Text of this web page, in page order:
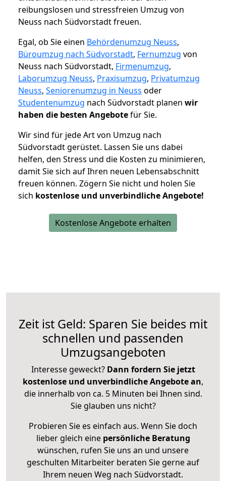
reibungslosen und stressfreien Umzug von
Neuss nach Südvorstadt freuen.
Egal, ob Sie einen Behördenumzug Neuss,
Büroumzug nach Südvorstadt, Fernumzug von
Neuss nach Südvorstadt, Firmenumzug,
Laborumzug Neuss, Praxisumzug, Privatumzug
Neuss, Seniorenumzug in Neuss oder
Studentenumzug nach Südvorstadt planen wir
haben die besten Angebotefür Sie.
Wir sind für jede Art von Umzug nach
Südvorstadt gerüstet. Lassen Sie uns dabei
helfen, den Stress und die Kosten zu minimieren,
damit Sie sich auf Ihren neuen Lebensabschnitt
freuen können. Zögern Sie nicht und holen Sie
sich kostenlose und unverbindliche Angebote!
Kostenlose Angebote erhalten
Zeit ist Geld: Sparen Sie beides mit
schnellen und passenden
Umzugsangeboten
Interesse geweckt? Dann fordern Sie jetzt
kostenlose und unverbindliche Angebote an,
die innerhalb von ca. 5 Minuten bei Ihnen sind.
Sie glauben uns nicht?
Probieren Sie es einfach aus. Wenn Sie doch
lieber gleich eine persönliche Beratung
wünschen, rufen Sie uns an und unsere
geschulten Mitarbeiter beraten Sie gerne auf
Ihrem neuen Weg nach Südvorstadt.